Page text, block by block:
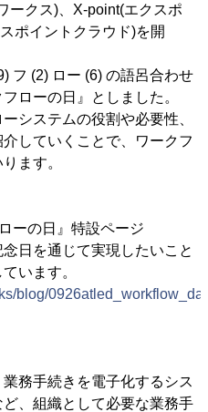
ークス)、X-point(エクスポ
ポイントクラウド)を開
フ (2) ロー (6) の語呂合わせ
ローの日』としました。
システムの役割や必要性、
していくことで、ワークフ
ます。
ーの日』特設ページ
日を通じて実現したいこと
います。
blog/
務手続きを電子化するシス
、組織として必要な業務手